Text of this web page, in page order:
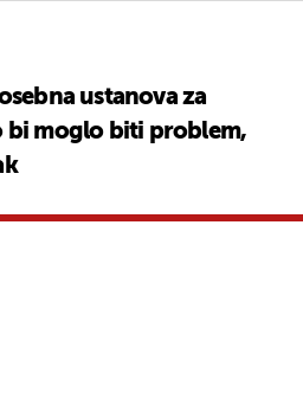
ustanova za
bi moglo biti problem,